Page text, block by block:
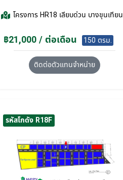
โครงการHR18 เลียบด่วน บางขุนเทียน
฿21,000 / ต่อเดือน 150 ตรม.
ติดต่อตัวแทนจำหน่าย
รหัสโกดัง R18F